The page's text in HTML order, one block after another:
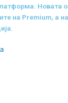
Новата
на Premium, а